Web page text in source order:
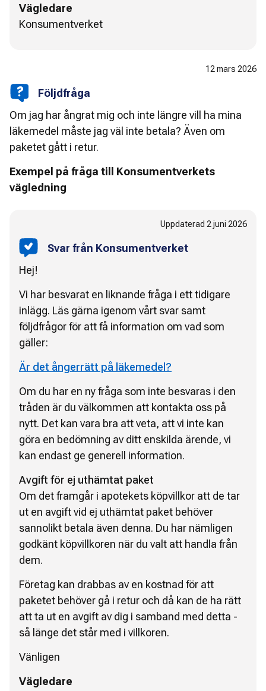
Vägledare
Konsumentverket
Följdfråga
12 mars 2026
Om jag har ångrat mig och inte längre vill ha mina
läkemedel måste jag väl inte betala? Även om
paketet gått i retur.
Exempel på fråga till Konsumentverkets
vägledning
Svar från Konsumentverket
Uppdaterad 2 juni 2026
Hej!
Vi har besvarat en liknande fråga i ett tidigare
inlägg. Läs gärna igenom vårt svar samt
följdfrågor för att få information om vad som
gäller:
Är det ångerrätt på läkemedel?
Om du har en ny fråga som inte besvaras i den
tråden är du välkommen att kontakta oss på
nytt. Det kan vara bra att veta, att vi inte kan
göra en bedömning av ditt enskilda ärende, vi
kan endast ge generell information.
Avgift för ej uthämtat paket
Om det framgår i apotekets köpvillkor att de tar
ut en avgift vid ej uthämtat paket behöver
sannolikt betala även denna. Du har nämligen
godkänt köpvillkoren när du valt att handla från
dem.
Företag kan drabbas av en kostnad för att
paketet behöver gå i retur och då kan de ha rätt
att ta ut en avgift av dig i samband med detta -
så länge det står med i villkoren.
Vänligen
Vägledare